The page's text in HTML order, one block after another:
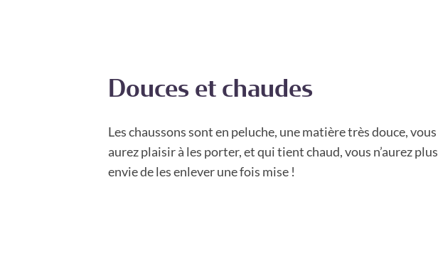
Douces et chaudes
Les chaussons sont en peluche, une matière très douce, vous
aurez plaisir à les porter, et qui tient chaud, vous n’aurez plus
envie de les enlever une fois mise !